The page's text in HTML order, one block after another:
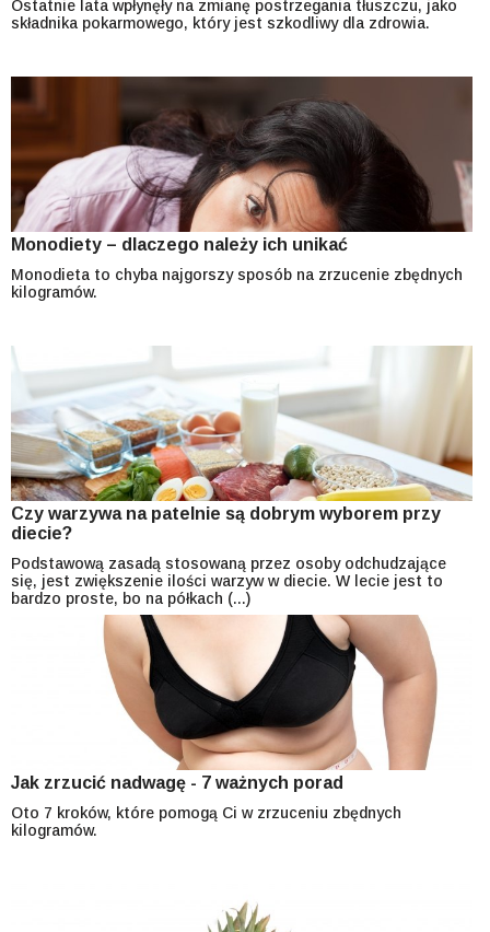
Ostatnie lata wpłynęły na zmianę postrzegania tłuszczu, jako
składnika pokarmowego, który jest szkodliwy dla zdrowia.
Monodiety – dlaczego należy ich unikać
Monodieta to chyba najgorszy sposób na zrzucenie zbędnych
kilogramów.
Czy warzywa na patelnie są dobrym wyborem przy
diecie?
Podstawową zasadą stosowaną przez osoby odchudzające
się, jest zwiększenie ilości warzyw w diecie. W lecie jest to
bardzo proste, bo na półkach (...)
Jak zrzucić nadwagę - 7 ważnych porad
Oto 7 kroków, które pomogą Ci w zrzuceniu zbędnych
kilogramów.